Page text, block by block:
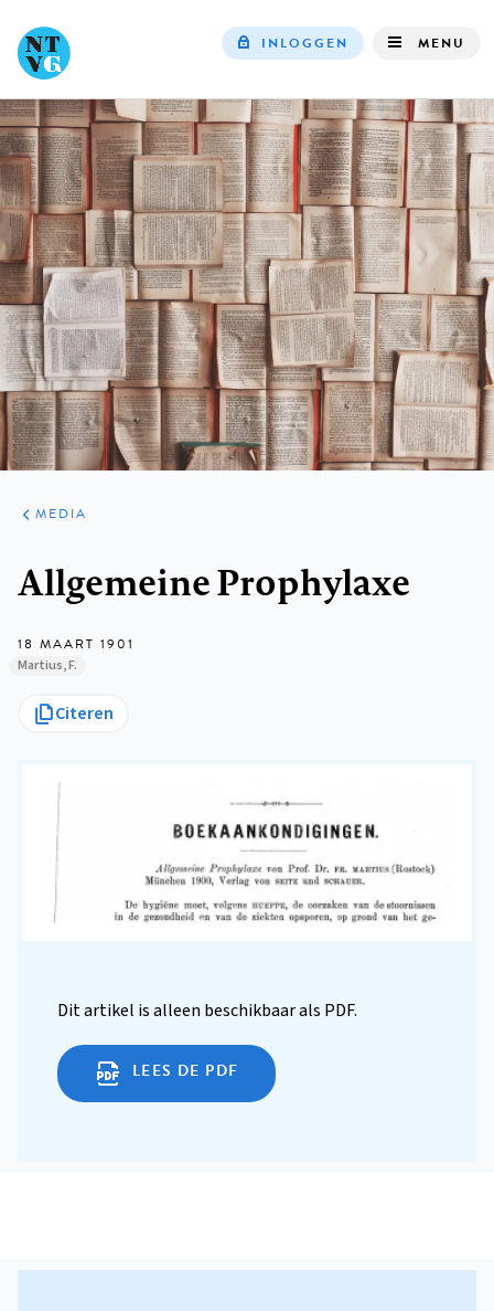
navigation
INLOGGEN MENU
ARTIKELEN
VARIA
MEDIA
Allgemeine Prophylaxe
18 MAART 1901
Martius, F.
Citeren
Dit artikel is alleen beschikbaar als PDF.
LEES DE PDF